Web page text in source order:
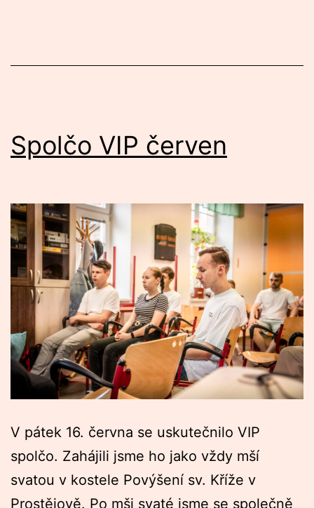
Spolčo VIP červen
V pátek 16. června se uskutečnilo VIP
spolčo. Zahájili jsme ho jako vždy mší
svatou v kostele Povýšení sv. Kříže v
Prostějově. Po mši svaté jsme se společně